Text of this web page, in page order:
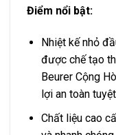
Điểm nổi bật:
Nhiệt kế nhỏ
được chế tạo
Beurer Cộng
lợi an toàn
Chất liệu cao